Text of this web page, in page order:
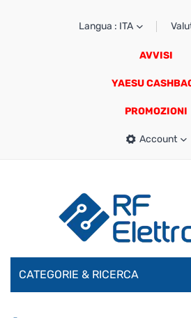
Langua : ITA
AVVISI
YAESU
PROMOZIONI
Account
CATEGORIE & RICERCA